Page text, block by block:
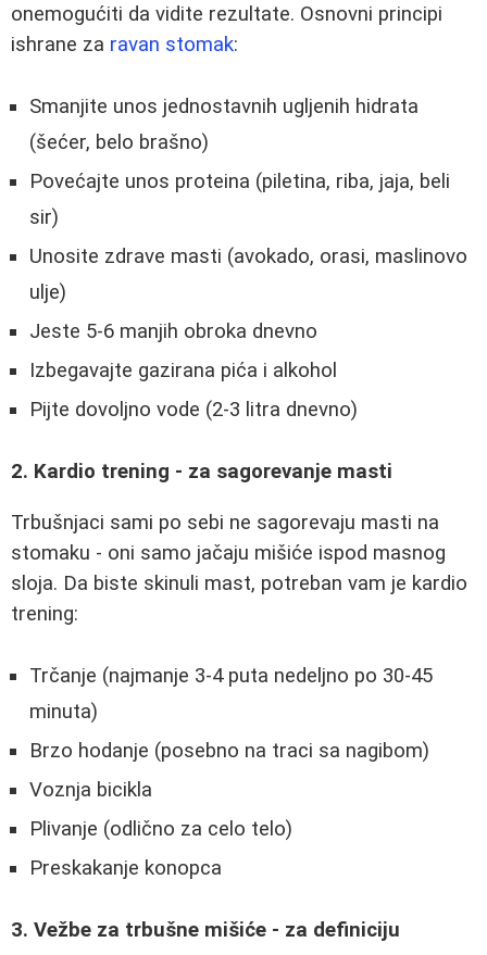
onemogućiti da vidite rezultate. Osnovni principi
ishrane za ravan stomak:
Smanjite unos jednostavnih ugljenih hidrata
(šećer, belo brašno)
Povećajte unos proteina (piletina, riba, jaja, beli
sir)
Unosite zdrave masti (avokado, orasi, maslinovo
ulje)
Jeste 5-6 manjih obroka dnevno
Izbegavajte gazirana pića i alkohol
Pijte dovoljno vode (2-3 litra dnevno)
2. Kardio trening - za sagorevanje masti
Trbušnjaci sami po sebi ne sagorevaju masti na
stomaku - oni samo jačaju mišiće ispod masnog
sloja. Da biste skinuli mast, potreban vam je kardio
trening:
Trčanje (najmanje 3-4 puta nedeljno po 30-45
minuta)
Brzo hodanje (posebno na traci sa nagibom)
Voznja bicikla
Plivanje (odlično za celo telo)
Preskakanje konopca
3. Vežbe za trbušne mišiće - za definiciju